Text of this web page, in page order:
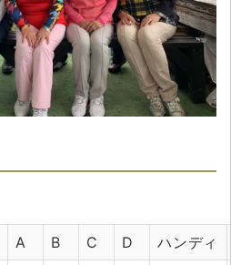
A B C D
ハンディ